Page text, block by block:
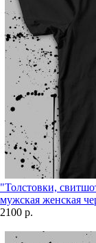
"Толстовки,
мужская женская
2100 р.